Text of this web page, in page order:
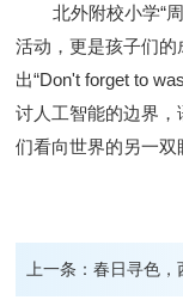
北外附校小学“
活动，更是孩子们
出“Don't forget to
讨人工智能的边界
们看向世界的另一双
上一条：